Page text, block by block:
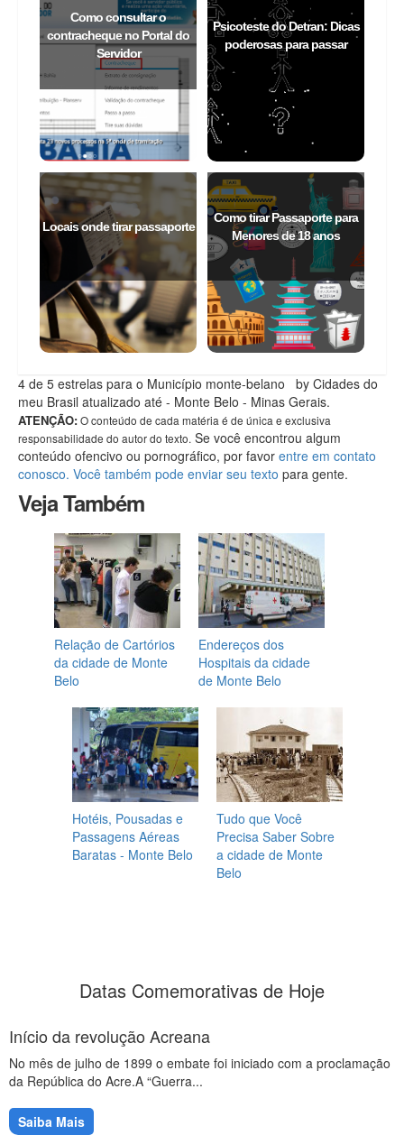
Como consultar o
contracheque no Portal do
Servidor
Psicoteste do Detran: Dicas
poderosas para passar
Locais onde tirar passaporte
Como tirar Passaporte para
Menores de 18 anos
4 de 5 estrelas para o Município monte-belano
by Cidades do
meu Brasil atualizado até - Monte Belo - Minas Gerais.
ATENÇÃO:O conteúdo de cada matéria é de única e exclusiva
responsabilidade do autor do texto. Se você encontrou algum
conteúdo ofencivo ou pornográfico, por favor entre em contato
conosco. Você também pode enviar seu texto para gente.
Veja Também
Relação de Cartórios
da cidade de Monte
Belo
Endereços dos
Hospitais da cidade
de Monte Belo
Hotéis, Pousadas e
Passagens Aéreas
Baratas - Monte Belo
Tudo que Você
Precisa Saber Sobre
a cidade de Monte
Belo
Datas Comemorativas de Hoje
Início da revolução Acreana
No mês de julho de 1899 o embate foi iniciado com a proclamação
da República do Acre.A “Guerra...
Saiba Mais